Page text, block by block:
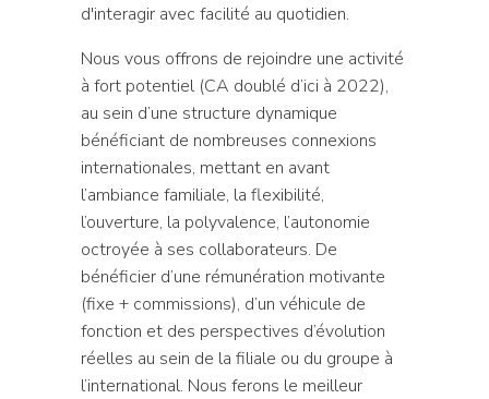
d'interagir avec facilité au quotidien.
Nous vous offrons de rejoindre une activité
à fort potentiel (CA doublé d’ici à 2022),
au sein d’une structure dynamique
bénéficiant de nombreuses connexions
internationales, mettant en avant
l’ambiance familiale, la flexibilité,
l’ouverture, la polyvalence, l’autonomie
octroyée à ses collaborateurs. De
bénéficier d’une rémunération motivante
(fixe + commissions), d’un véhicule de
fonction et des perspectives d’évolution
réelles au sein de la filiale ou du groupe à
l’international. Nous ferons le meilleur